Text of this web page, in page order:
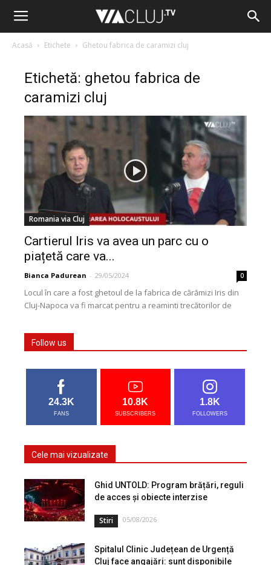
Acasă Etichete Ghetou fabrica de caramizi cluj
Etichetă: ghetou fabrica de
caramizi cluj
Romania via Cluj
Cartierul Iris va avea un parc cu o
piațetă care va...
Bianca Padurean - 29/05/2024 0
Locul în care a fost ghetoul de la fabrica de cărămizi Iris din
Cluj-Napoca va fi marcat pentru a reaminti trecătorilor de
Follow us
24.3K
FANS
10.8K
SUBSCRIBERS
1.8K
FOLLOWERS
Cele mai vizualizate
Ghid UNTOLD: Program brățări, reguli
de acces și obiecte interzise
Stiri 05/08/2026
Spitalul Clinic Județean de Urgență
Cluj face angajări: sunt disponibile